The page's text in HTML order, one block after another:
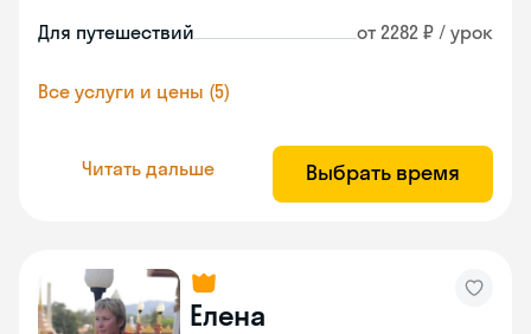
Для путешествий от 2282 ₽ / урок
Все услуги и цены (5)
Читать дальше Выбрать время
Елена